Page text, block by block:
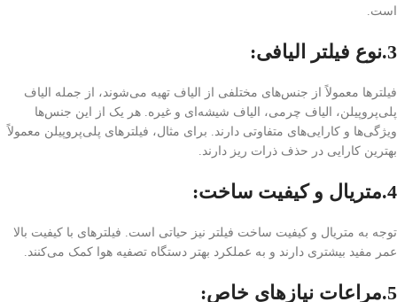
است.
3.نوع فیلتر الیافی :
فیلترها معمولاً از جنس‌های مختلفی از الیاف تهیه می‌شوند، از جمله الیاف
پلی‌پروپیلن، الیاف چرمی، الیاف شیشه‌ای و غیره. هر یک از این جنس‌ها
ویژگی‌ها و کارایی‌های متفاوتی دارند. برای مثال، فیلترهای پلی‌پروپیلن معمولاً
بهترین کارایی در حذف ذرات ریز دارند.
4.متریال و کیفیت ساخت :
توجه به متریال و کیفیت ساخت فیلتر نیز حیاتی است. فیلترهای با کیفیت بالا
عمر مفید بیشتری دارند و به عملکرد بهتر دستگاه تصفیه هوا کمک می‌کنند.
5.مراعات نیازهای خاص :